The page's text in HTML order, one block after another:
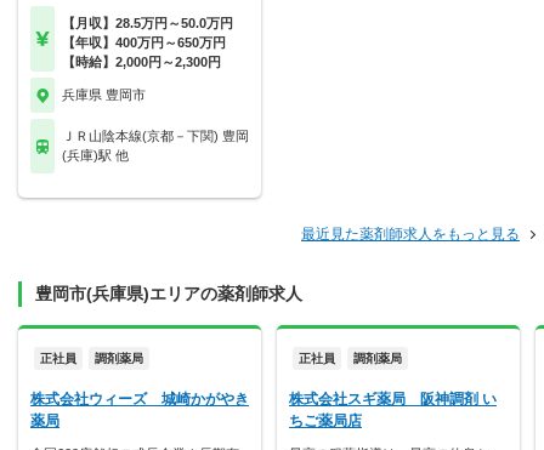
【月収】28.5万円～50.0万円
【年収】400万円～650万円
【時給】2,000円～2,300円
兵庫県 豊岡市
ＪＲ山陰本線(京都－下関) 豊岡
(兵庫)駅 他
最近見た薬剤師求人をもっと見る
豊岡市(兵庫県)エリアの薬剤師求人
正社員 調剤薬局
株式会社ウィーズ 城崎かがやき
薬局
正社員 調剤薬局
株式会社スギ薬局 阪神調剤 い
ちご薬局店